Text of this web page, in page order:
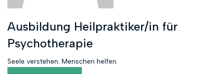
Ausbildung Heilpraktiker/in für
Psychotherapie
Seele verstehen. Menschen helfen.